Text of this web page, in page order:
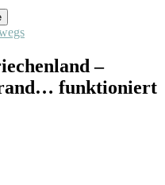
–
funktioniert